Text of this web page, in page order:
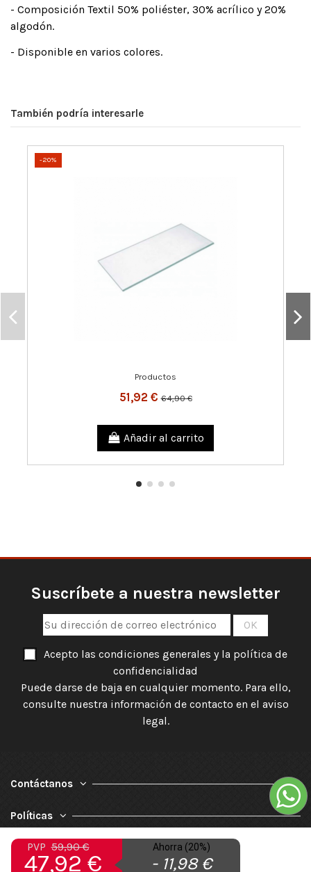
PVP59,90 €
47,92 €
Ahorra (20%)
- 11,98 €
- Composición Textil 50% poliéster, 30% acrílico y 20%
algodón.
- Disponible en varios colores.
También podría interesarle
-20%
Productos
51,92 €64,90 €
Añadir al carrito
Suscríbete a nuestra newsletter
Acepto las condiciones generales y la política de
confidencialidad
Puede darse de baja en cualquier momento. Para ello,
consulte nuestra información de contacto en el aviso
legal.
Contáctanos
Políticas
Nuestra Empresa